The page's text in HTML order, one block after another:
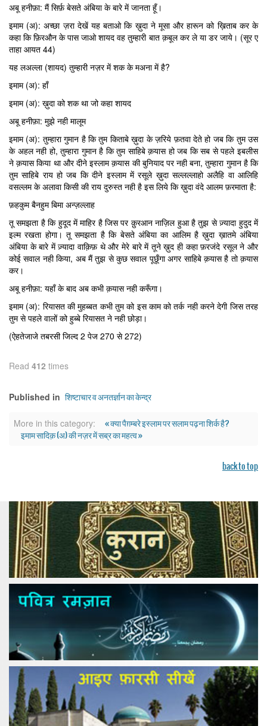
अबू हनीफ़ा: मैं सिर्फ़ बेसते अंबिया के बारे में जानता हूँ।
इमाम (अ): अच्छा ज़रा देखें यह बताओ कि ख़ुदा ने मूसा और हारून को ख़िताब कर के
कहा कि फ़िरऔन के पास जाओ शायद वह तुम्हारी बात क़बूल कर ले या डर जाये। (सूर ए
ताहा आयत 44)
यह लअल्ला (शायद) तुम्हारी नज़र में शक के मअना में है?
इमाम (अ): हाँ
इमाम (अ): ख़ुदा को शक था जो कहा शायद
अबू हनीफ़ा: मुझे नही मालूम
इमाम (अ): तुम्हारा गुमान है कि तुम किताबे ख़ुदा के ज़रिये फ़तवा देते हो जब कि तुम उस
के अहल नही हो, तुम्हारा गुमान है कि तुम साहिबे क़यास हो जब कि सब से पहले इबलीस
ने क़यास किया था और दीने इस्लाम क़यास की बुनियाद पर नही बना, तुम्हारा गुमान है कि
तुम साहिबे राय हो जब कि दीने इस्लाम में रसूले ख़ुदा सल्लल्लाहो अलैहि वा आलिहि
वसल्लम के अलावा किसी की राय दुरुस्त नही है इस लिये कि ख़ुदा वंदे आलम फ़रमाता है:
फ़हकुम बैनहुम बिमा अन्ज़ल्लाह
तू समझता है कि हुदूद में माहिर है जिस पर क़ुरआन नाज़िल हुआ है तुझ से ज़्यादा हुदुद में
इल्म रखता होगा। तू समझता है कि बेसते अंबिया का आलिम है ख़ुदा ख़ातमे अंबिया
अंबिया के बारे में ज़्यादा वाक़िफ़ थे और मेरे बारे में तूने ख़ुद ही कहा फ़रजंदे रसूल ने और
कोई सवाल नही किया, अब मैं तुझ से कुछ सवाल पूछूँगा अगर साहिबे क़यास है तो क़यास
कर।
अबू हनीफ़ा: यहाँ के बाद अब कभी क़यास नही करूँगा।
इमाम (अ): रियासत की मुहब्बत कभी तुम को इस काम को तर्क नही करने देगी जिस तरह
तुम से पहले वालों को हुब्बे रियासत ने नही छोड़ा।
(ऐहतेजाजे तबरसी जिल्द 2 पेज 270 से 272)
Read 412 times
Published in शिष्टाचार व अनतर्ज्ञान का केन्द्र
More in this category:
« क्या पैग़म्बरे इस्लाम पर सलाम पढ़ना शिर्क है?
इमाम सादिक़ (अ) की नज़र में सब्र का महत्व »
back to top